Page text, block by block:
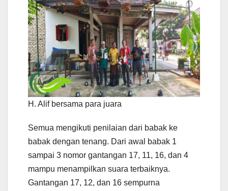
H. Alif bersama para juara
Semua mengikuti penilaian dari babak ke
babak dengan tenang. Dari awal babak 1
sampai 3 nomor gantangan 17, 11, 16, dan 4
mampu menampilkan suara terbaiknya.
Gantangan 17, 12, dan 16 sempurna